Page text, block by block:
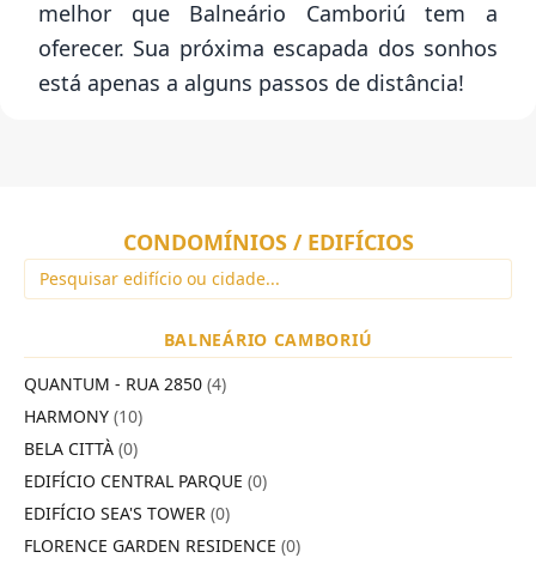
melhor que Balneário Camboriú tem a
oferecer. Sua próxima escapada dos sonhos
está apenas a alguns passos de distância!
CONDOMÍNIOS / EDIFÍCIOS
BALNEÁRIO CAMBORIÚ
QUANTUM - RUA 2850 (4)
HARMONY (10)
BELA CITTÀ (0)
EDIFÍCIO CENTRAL PARQUE (0)
EDIFÍCIO SEA'S TOWER (0)
FLORENCE GARDEN RESIDENCE (0)